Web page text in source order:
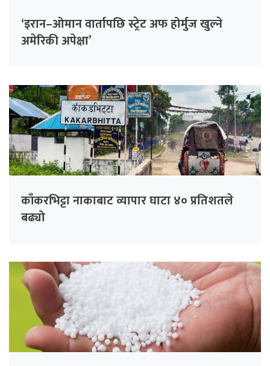
‘इरान–ओमान वार्तापछि स्ट्रेट अफ होर्मुज खुल्ने
अमेरिकी अपेक्षा’
काँकरभिट्टा नाकाबाट व्यापार घाटा ४० प्रतिशतले
बढ्यो